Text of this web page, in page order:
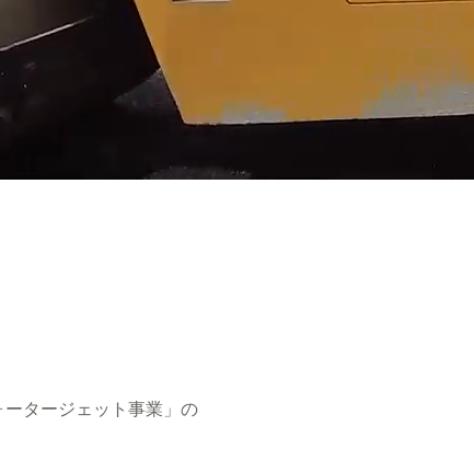
ータージェット事業」の